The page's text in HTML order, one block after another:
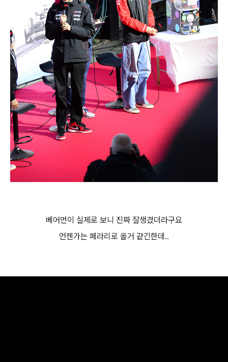
베어먼이 실제로 보니 진짜 잘생겼더라구요
언젠가는 페라리로 올거 같긴한데..